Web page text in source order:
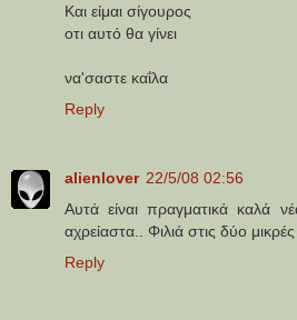
Και είμαι σίγουρος
οτι αυτό θα γίνει
να'σαστε καΐλα
Reply
alienlover 22/5/08 02:56
Αυτά είναι πραγματικά καλά
αχρείαστα.. Φιλιά στις δύο
Reply